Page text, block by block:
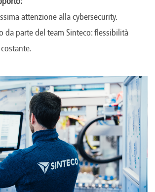
attenzione alla cybersecurity.
da parte del team Sinteco: flessibilità